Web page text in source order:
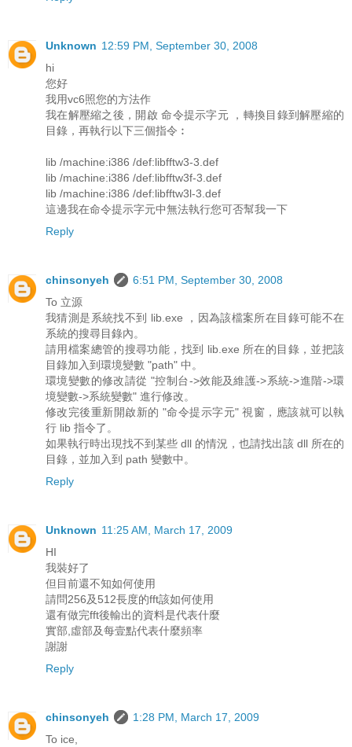
Unknown 12:59 PM, September 30, 2008
hi
您好
我用vc6照您的方法作
我在解壓縮之後，開啟 命令提示字元 ，轉換目錄到解壓縮的
目錄，再執行以下三個指令︰
lib /machine:i386 /def:libfftw3-3.def
lib /machine:i386 /def:libfftw3f-3.def
lib /machine:i386 /def:libfftw3l-3.def
這邊我在命令提示字元中無法執行您可否幫我一下
Reply
chinsonyeh
6:51 PM, September 30, 2008
To 立源
我猜測是系統找不到 lib.exe ，因為該檔案所在目錄可能不在
系統的搜尋目錄內。
請用檔案總管的搜尋功能，找到 lib.exe 所在的目錄，並把該
目錄加入到環境變數 "path" 中。
環境變數的修改請從 "控制台->效能及維護->系統->進階->環
境變數->系統變數" 進行修改。
修改完後重新開啟新的 "命令提示字元" 視窗，應該就可以執
行 lib 指令了。
如果執行時出現找不到某些 dll 的情況，也請找出該 dll 所在的
目錄，並加入到 path 變數中。
Reply
Unknown 11:25 AM, March 17, 2009
HI
我裝好了
但目前還不知如何使用
請問256及512長度的fft該如何使用
還有做完fft後輸出的資料是代表什麼
實部,虛部及每壹點代表什麼頻率
謝謝
Reply
chinsonyeh
1:28 PM, March 17, 2009
To ice,